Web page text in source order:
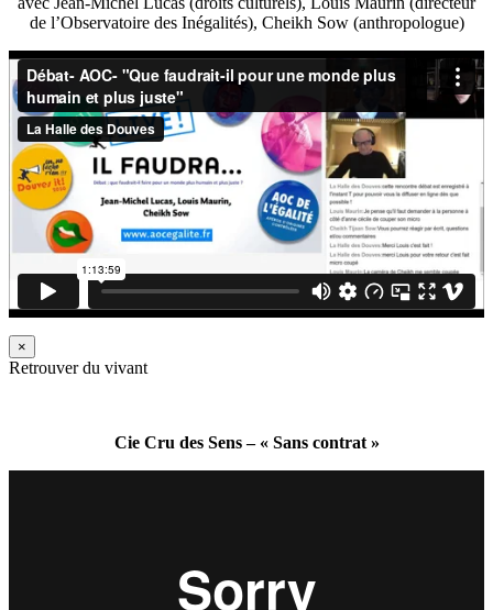
de l’Observatoire des Inégalités), Cheikh Sow (anthropologue)
×
Retrouver du vivant
Cie Cru des Sens – « Sans contrat »